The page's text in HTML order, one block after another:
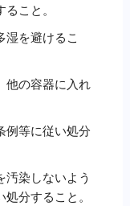
こと。
湿を避けるこ
他の容器に入れ
例等に従い処分
汚染しないよう
分すること。